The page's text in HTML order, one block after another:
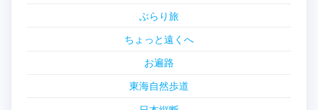
ぶらり旅
ちょっと遠くへ
お遍路
東海自然歩道